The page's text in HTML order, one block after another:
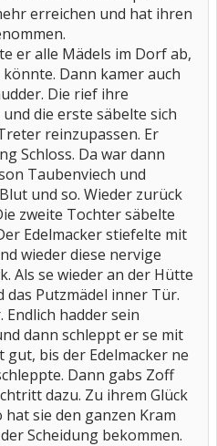
erreichen und hat ihren
er alle Mädels im Dorf ab,
Dann kamer auch
Die rief ihre
die erste säbelte sich
reinzupassen. Er
Schloss. Da war dann
Taubenviech und
und so. Wieder zurück
zweite Tochter säbelte
Edelmacker stiefelte mit
wieder diese nervige
Als se wieder an der Hütte
das Putzmädel inner Tür.
hadder sein
dann schleppt er se mit
gut, bis der Edelmacker ne
Dann gabs Zoff
dazu. Zu ihrem Glück
sie den ganzen Kram
Scheidung bekommen.